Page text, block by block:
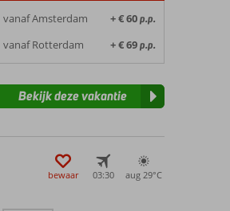
vanaf Amsterdam + € 60p.p.
vanaf Rotterdam + € 69p.p.
Bekijk deze vakantie
bewaar 03:30 aug 29°C